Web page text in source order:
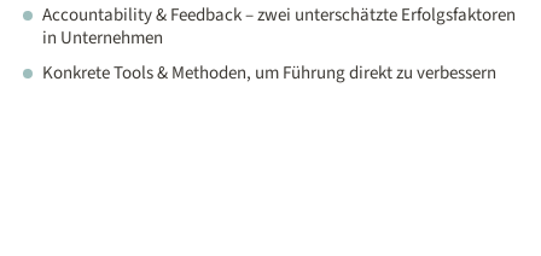
Accountability & Feedback – zwei unterschätzte Erfolgsfaktoren
in Unternehmen
Konkrete Tools & Methoden, um Führung direkt zu verbessern